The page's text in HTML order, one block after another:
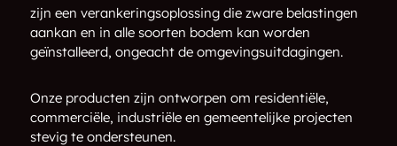
Côte-Saint-Paul Nuns' Island
Little Portugal Chinatown
zijn een verankeringsoplossing die zware belastingen
aankan en in alle soorten bodem kan worden
geïnstalleerd, ongeacht de omgevingsuitdagingen.
Onze producten zijn ontworpen om residentiële,
commerciële, industriële en gemeentelijke projecten
stevig te ondersteunen.